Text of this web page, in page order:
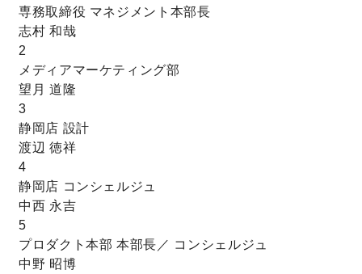
専務取締役 マネジメント本部長
志村 和哉
2
メディアマーケティング部
望月 道隆
3
静岡店 設計
渡辺 徳祥
4
静岡店 コンシェルジュ
中西 永吉
5
プロダクト本部 本部長／ コンシェルジュ
中野 昭博